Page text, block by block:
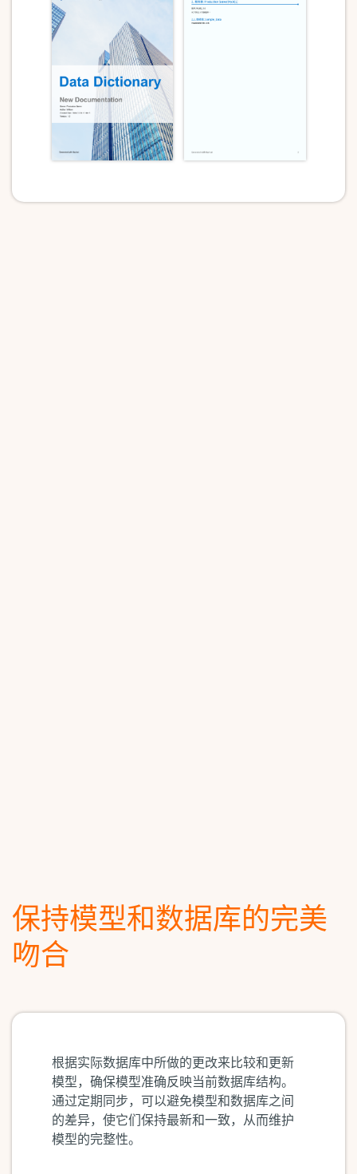
保持模型和数据库的完美
吻合
根据实际数据库中所做的更改来比较和更新
模型，确保模型准确反映当前数据库结构。
通过定期同步，可以避免模型和数据库之间
的差异，使它们保持最新和一致，从而维护
模型的完整性。